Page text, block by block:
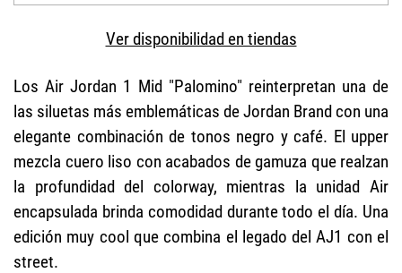
Ver disponibilidad en tiendas
Los Air Jordan 1 Mid "Palomino" reinterpretan una de
las siluetas más emblemáticas de Jordan Brand con una
elegante combinación de tonos negro y café. El upper
mezcla cuero liso con acabados de gamuza que realzan
la profundidad del colorway, mientras la unidad Air
encapsulada brinda comodidad durante todo el día. Una
edición muy cool que combina el legado del AJ1 con el
street.